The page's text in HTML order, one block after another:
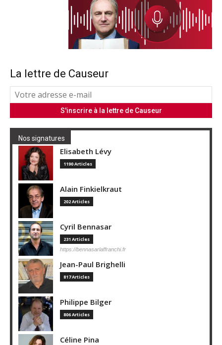
La lettre de Causeur
Nos signatures
Elisabeth Lévy
1190 Articles
Alain Finkielkraut
202 Articles
Cyril Bennasar
231 Articles
https://bennasarlaffranchi.fr
Jean-Paul Brighelli
817 Articles
Philippe Bilger
806 Articles
Céline Pina